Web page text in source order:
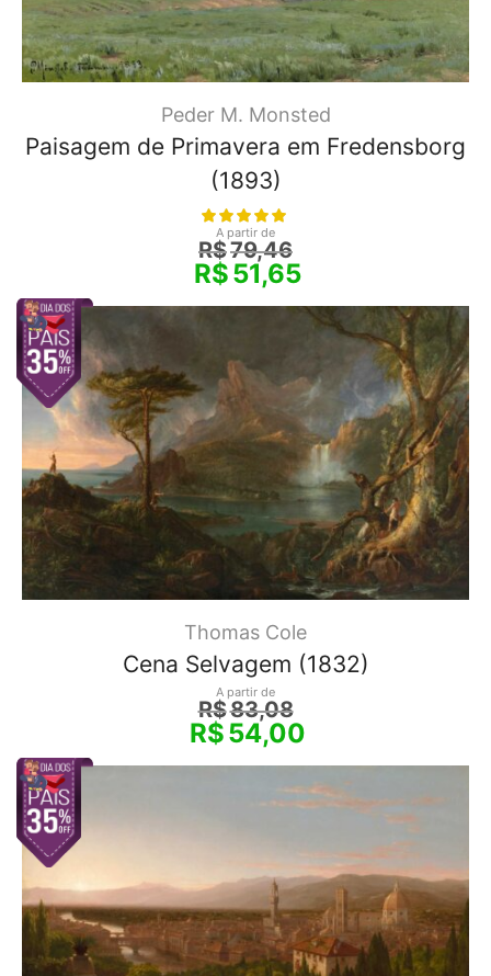
Peder M. Monsted
Paisagem de Primavera em Fredensborg
(1893)
A partir de
R$79,46
R$51,65
Thomas Cole
Cena Selvagem (1832)
A partir de
R$83,08
R$54,00